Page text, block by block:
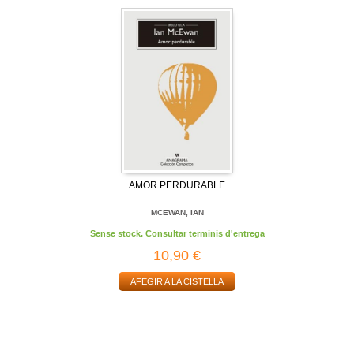
AMOR PERDURABLE
MCEWAN, IAN
Sense stock. Consultar terminis d'entrega
10,90 €
AFEGIR A LA CISTELLA